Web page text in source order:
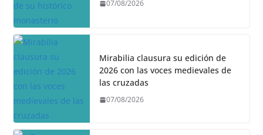
07/08/2026
Mirabilia clausura su edición de
2026 con las voces medievales de
las cruzadas
07/08/2026